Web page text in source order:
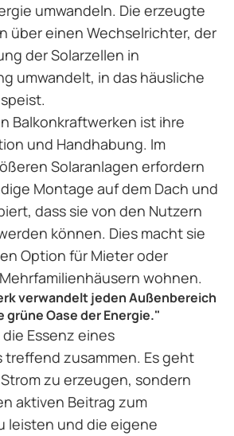
umwandeln. Die erzeugte
über einen Wechselrichter, der
der Solarzellen in
umwandelt, in das häusliche
Balkonkraftwerken ist ihre
und Handhabung. Im
Solaranlagen erfordern
Montage auf dem Dach und
dass sie von den Nutzern
können. Dies macht sie
Option für Mieter oder
wohnen.
verwandelt jeden Außenbereich
grüne Oase der Energie."
Essenz eines
treffend zusammen. Es geht
zu erzeugen, sondern
aktiven Beitrag zum
leisten und die eigene